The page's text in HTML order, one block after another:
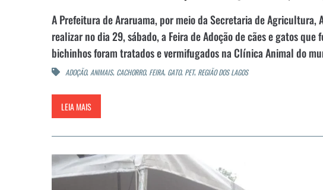
A Prefeitura de Araruama, por meio da Secretaria de Agricultura,
realizar no dia 29, sábado, a Feira de Adoção de cães e gatos que
bichinhos foram tratados e vermifugados na Clínica Animal do
ADOÇÃO, ANIMAIS, CACHORRO, FEIRA, GATO, PET, REGIÃO DOS LAGOS
LEIA MAIS